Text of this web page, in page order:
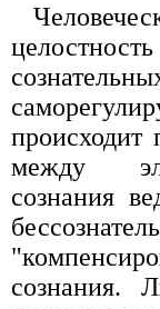
происходит
между
сознания
сознания.